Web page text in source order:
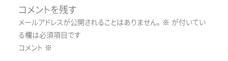
コメントを残す
メールアドレスが公開されることはありません。 ※ が付いてい
る欄は必須項目です
コメント ※